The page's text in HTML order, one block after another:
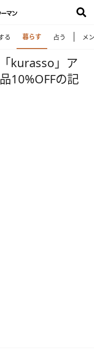
る 暮らす 占う メ
kurasso」ア
10%OFFの記